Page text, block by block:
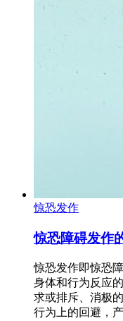
惊恐发作
惊恐障碍发作
惊恐发作即惊恐
身体和行为反应
求或排斥、消极
行为上的回避，